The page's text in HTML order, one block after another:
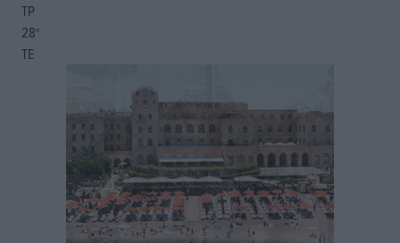
ΤΡ
28°
ΤΕ